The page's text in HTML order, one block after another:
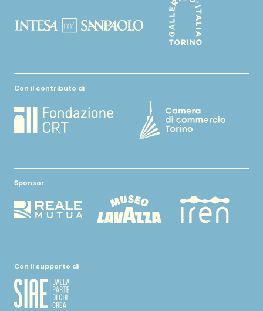
Con il contributo di
Sponsor
Con il supporto di